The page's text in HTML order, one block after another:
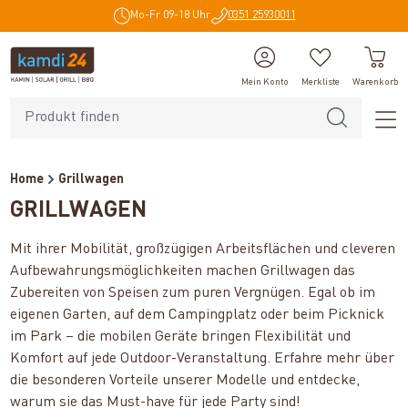
Mo-Fr 09-18 Uhr 0351 25930011
Mein Konto Merkliste Warenkorb
Home Grillwagen
GRILLWAGEN
Mit ihrer Mobilität, großzügigen Arbeitsflächen und cleveren
Aufbewahrungsmöglichkeiten machen Grillwagen das
Zubereiten von Speisen zum puren Vergnügen. Egal ob im
eigenen Garten, auf dem Campingplatz oder beim Picknick
im Park – die mobilen Geräte bringen Flexibilität und
Komfort auf jede Outdoor-Veranstaltung. Erfahre mehr über
die besonderen Vorteile unserer Modelle und entdecke,
warum sie das Must-have für jede Party sind!